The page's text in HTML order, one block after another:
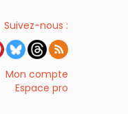
Suivez-nous :
Mon compte
Espace pro